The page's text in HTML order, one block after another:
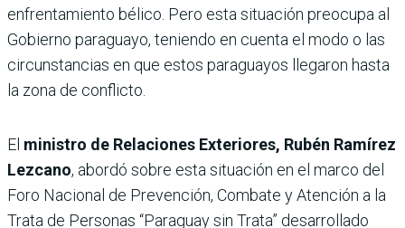
enfrentamiento bélico. Pero esta situación preocupa al
Gobierno paraguayo, teniendo en cuenta el modo o las
circunstancias en que estos paraguayos llegaron hasta
la zona de conflicto.
El ministro de Relaciones Exteriores, Rubén Ramírez
Lezcano, abordó sobre esta situación en el marco del
Foro Nacional de Prevención, Combate y Atención a la
Trata de Personas “Paraguay sin Trata” desarrollado